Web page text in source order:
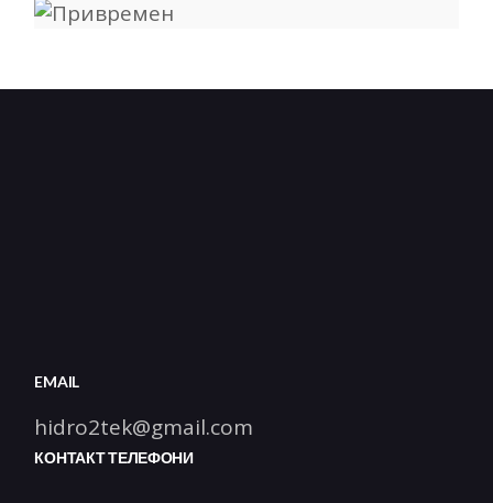
EMAIL
hidro2tek@gmail.com
КОНТАКТ ТЕЛЕФОНИ